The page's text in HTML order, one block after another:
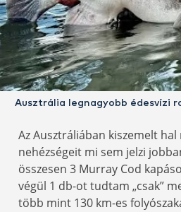
Ausztrália legnagyobb édesvízi
Az Ausztráliában kiszemelt
nehézségeit mi sem jelzi
összesen 3 Murray Cod
végül 1 db-ot tudtam „csak”
több mint 130 km-es